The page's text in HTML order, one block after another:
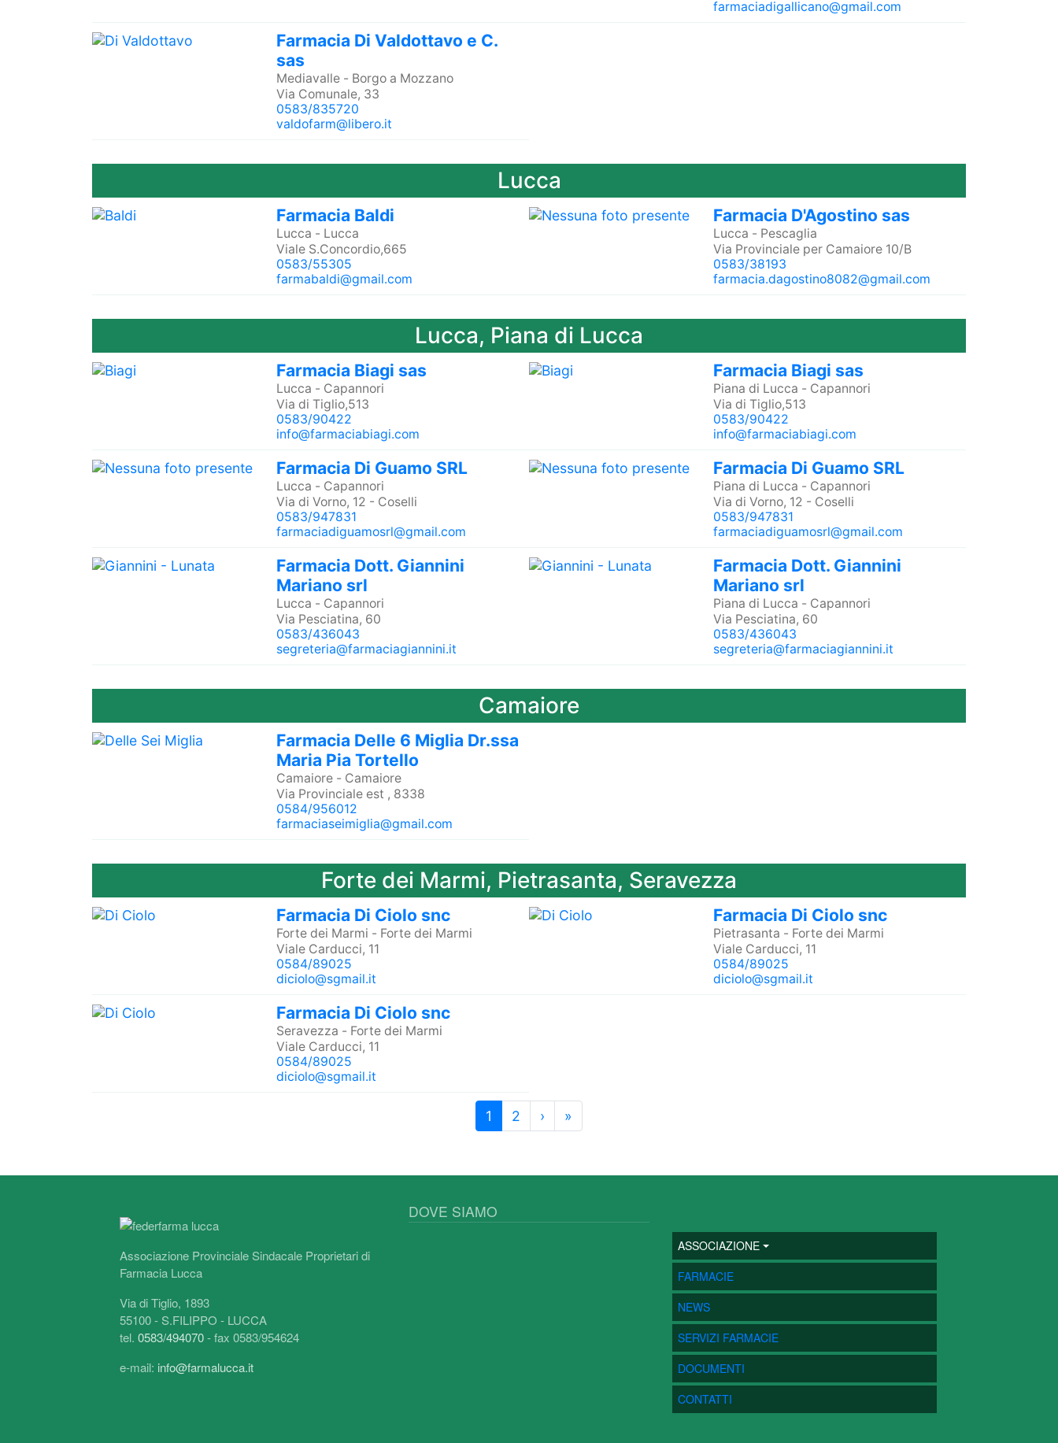
farmaciadigallicano@gmail.com
Farmacia Di Valdottavo e C.
sas
Mediavalle- Borgo a Mozzano
Via Comunale, 33
0583/835720
valdofarm@libero.it
Lucca
Farmacia Baldi
Lucca - Lucca
Viale S.Concordio,665
0583/55305
farmabaldi@gmail.com
Farmacia D'Agostino sas
Lucca - Pescaglia
Via Provinciale per Camaiore 10/B
0583/38193
farmacia.dagostino8082@gmail.com
Lucca, Piana di Lucca
Farmacia Biagi sas
Lucca - Capannori
Via di Tiglio,513
0583/90422
info@farmaciabiagi.com
Farmacia Biagi sas
Piana di Lucca - Capannori
Via di Tiglio,513
0583/90422
info@farmaciabiagi.com
Farmacia Di Guamo SRL
Lucca - Capannori
Via di Vorno, 12 - Coselli
0583/947831
farmaciadiguamosrl@gmail.com
Farmacia Di Guamo SRL
Piana di Lucca - Capannori
Via di Vorno, 12 - Coselli
0583/947831
farmaciadiguamosrl@gmail.com
Farmacia Dott. Giannini
Mariano srl
Lucca - Capannori
Via Pesciatina, 60
0583/436043
segreteria@farmaciagiannini.it
Farmacia Dott. Giannini
Mariano srl
Piana di Lucca - Capannori
Via Pesciatina, 60
0583/436043
segreteria@farmaciagiannini.it
Camaiore
Farmacia Delle 6 Miglia Dr.ssa
Maria Pia Tortello
Camaiore- Camaiore
Via Provinciale est , 8338
0584/956012
farmaciaseimiglia@gmail.com
Forte dei Marmi, Pietrasanta, Seravezza
Farmacia Di Ciolo snc
Forte dei Marmi - Forte dei Marmi
Viale Carducci, 11
0584/89025
diciolo@sgmail.it
Farmacia Di Ciolo snc
Pietrasanta - Forte dei Marmi
Viale Carducci, 11
0584/89025
diciolo@sgmail.it
Farmacia Di Ciolo snc
Seravezza - Forte dei Marmi
Viale Carducci, 11
0584/89025
diciolo@sgmail.it
1 2 › Next ›
»
Associazione Provinciale Sindacale Proprietari di
Farmacia Lucca
Via di Tiglio, 1893
55100 - S.FILIPPO - LUCCA
tel. 0583/494070- fax 0583/954624
e-mail: info@farmalucca.it
DOVE SIAMO
MENU PRINCIPALE
ASSOCIAZIONE
FARMACIE
NEWS
SERVIZI FARMACIE
DOCUMENTI
CONTATTI